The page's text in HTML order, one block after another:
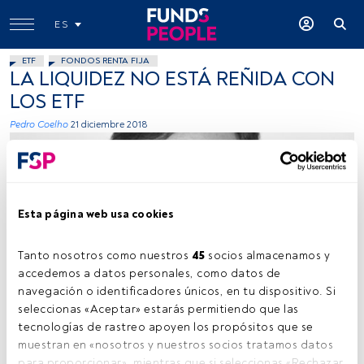
Esta página web usa cookies
Tanto nosotros como nuestros 45 socios almacenamos y
accedemos a datos personales, como datos de
navegación o identificadores únicos, en tu dispositivo. Si
seleccionas «Aceptar» estarás permitiendo que las
tecnologías de rastreo apoyen los propósitos que se
muestran en «nosotros y nuestros socios tratamos datos
ES
ETF FONDOS RENTA FIJA
LA LIQUIDEZ NO ESTÁ REÑIDA CON
LOS ETF
Pedro Coelho 21 diciembre 2018
Foto cedida
Tiempo lectura: